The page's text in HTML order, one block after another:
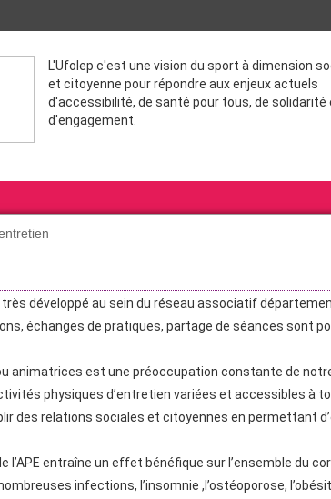
L'Ufolep c'est une vision du sport à dimension
et citoyenne pour répondre aux enjeux actuels
d'accessibilité, de santé pour tous, de solidarité
d'engagement.
très développé au sein du réseau associatif
échanges de pratiques, partage de séances sont
animatrices est une préoccupation constante de
physiques d’entretien variées et accessibles à
des relations sociales et citoyennes en permettant
l’APE entraîne un effet bénéfique sur l’ensemble du
infections, l’insomnie ,l’ostéoporose,